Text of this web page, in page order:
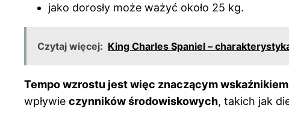
jako dorosły może ważyć około 25 kg.
Czytaj więcej: King Charles Spaniel –
Tempo wzrostu jest więc znaczącym
wpływie czynników środowiskowych, takich jak